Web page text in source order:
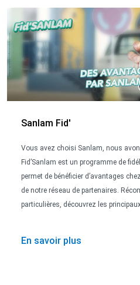
Sanlam Fid'
Vous avez choisi Sanlam, nous
Fid’Sanlam est un programme de
permet de bénéficier d’avantages
de notre réseau de partenaires.
particulières, découvrez les
En savoir plus